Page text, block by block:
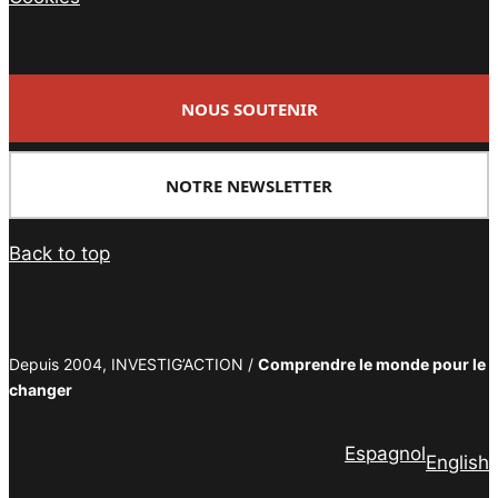
NOUS SOUTENIR
NOTRE NEWSLETTER
Back to top
Depuis 2004, INVESTIG’ACTION / Comprendre le monde pour le
changer
EspagnolEnglish